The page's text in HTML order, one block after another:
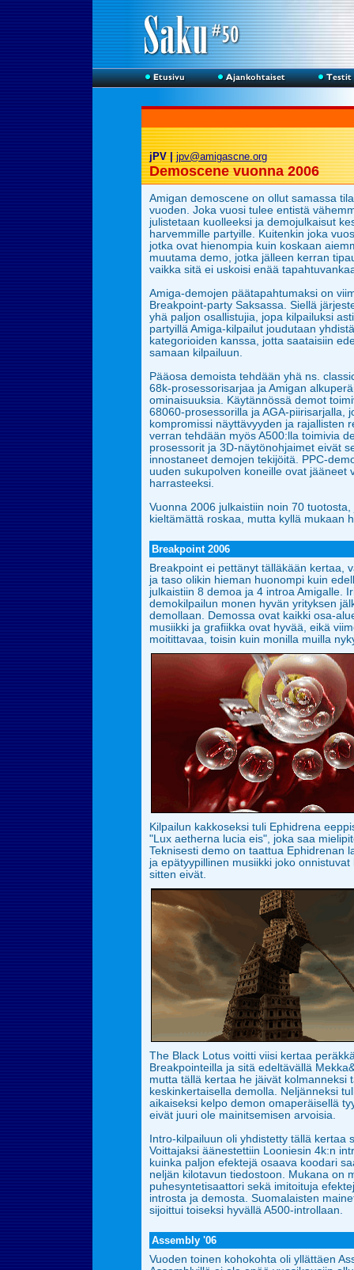
jPV |jpv@amigascne.org
Demoscene vuonna 2006
Amigan demoscene on ollut samassa
vuoden. Joka vuosi tulee entistä
julistetaan kuolleeksi ja demojulkaisut
harvemmille partyille. Kuitenkin joka
jotka ovat hienompia kuin koskaan
muutama demo, jotka jälleen kerran
vaikka sitä ei uskoisi enää
Amiga-demojen päätapahtumaksi on
Breakpoint-party Saksassa. Siellä
yhä paljon osallistujia, jopa kilpailuksi
partyillä Amiga-kilpailut joudutaan
kategorioiden kanssa, jotta saataisiin
samaan kilpailuun.
Pääosa demoista tehdään yhä ns.
68k-prosessorisarjaa ja Amigan
ominaisuuksia. Käytännössä demot
68060-prosessorilla ja AGA-piirisarjalla,
kompromissi näyttävyyden ja rajallisten
verran tehdään myös A500:lla toimivia
prosessorit ja 3D-näytönohjaimet eivät
innostaneet demojen tekijöitä. PPC-
uuden sukupolven koneille ovat jääneet
harrasteeksi.
Vuonna 2006 julkaistiin noin 70
kieltämättä roskaa, mutta kyllä mukaan
Breakpoint 2006
Breakpoint ei pettänyt tälläkään kertaa,
ja taso olikin hieman huonompi kuin
julkaistiin 8 demoa ja 4 introa Amigalle.
demokilpailun monen hyvän yrityksen
demollaan. Demossa ovat kaikki osa-
musiikki ja grafiikka ovat hyvää, eikä
moitittavaa, toisin kuin monilla muilla
Kilpailun kakkoseksi tuli Ephidrena
"Lux aetherna lucia eis", joka saa
Teknisesti demo on taattua Ephidrenan
ja epätyypillinen musiikki joko onnistuvat
sitten eivät.
The Black Lotus voitti viisi kertaa
Breakpointeilla ja sitä edeltävällä
mutta tällä kertaa he jäivät kolmanneksi
keskinkertaisella demolla. Neljänneksi
aikaiseksi kelpo demon omaperäisellä
eivät juuri ole mainitsemisen arvoisia.
Intro-kilpailuun oli yhdistetty tällä kertaa
Voittajaksi äänestettiin Looniesin 4k:n
kuinka paljon efektejä osaava koodari
neljän kilotavun tiedostoon. Mukana on
puhesyntetisaattori sekä imitoituja
introsta ja demosta. Suomalaisten
sijoittui toiseksi hyvällä A500-introllaan.
Assembly '06
Vuoden toinen kohokohta oli yllättäen